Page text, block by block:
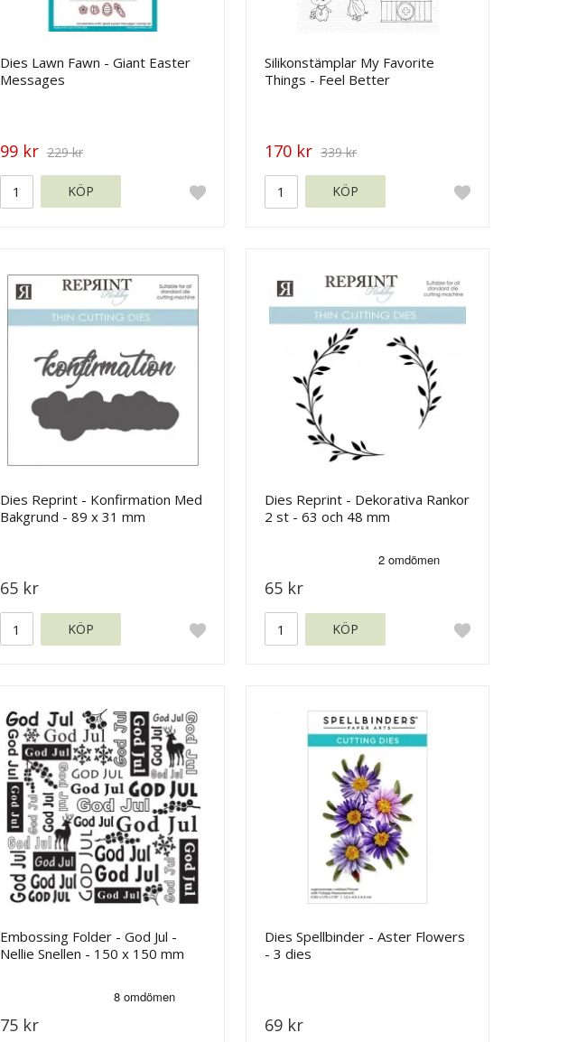
Dies Lawn Fawn - Giant Easter
Messages
99 kr 229 kr
KÖP
Silikonstämplar My Favorite
Things - Feel Better
170 kr 339 kr
KÖP
Dies Reprint - Konfirmation Med
Bakgrund - 89 x 31 mm
65 kr
KÖP
Dies Reprint - Dekorativa Rankor
2 st - 63 och 48 mm
65 kr
KÖP
Embossing Folder - God Jul -
Nellie Snellen - 150 x 150 mm
75 kr
Dies Spellbinder - Aster Flowers
- 3 dies
69 kr